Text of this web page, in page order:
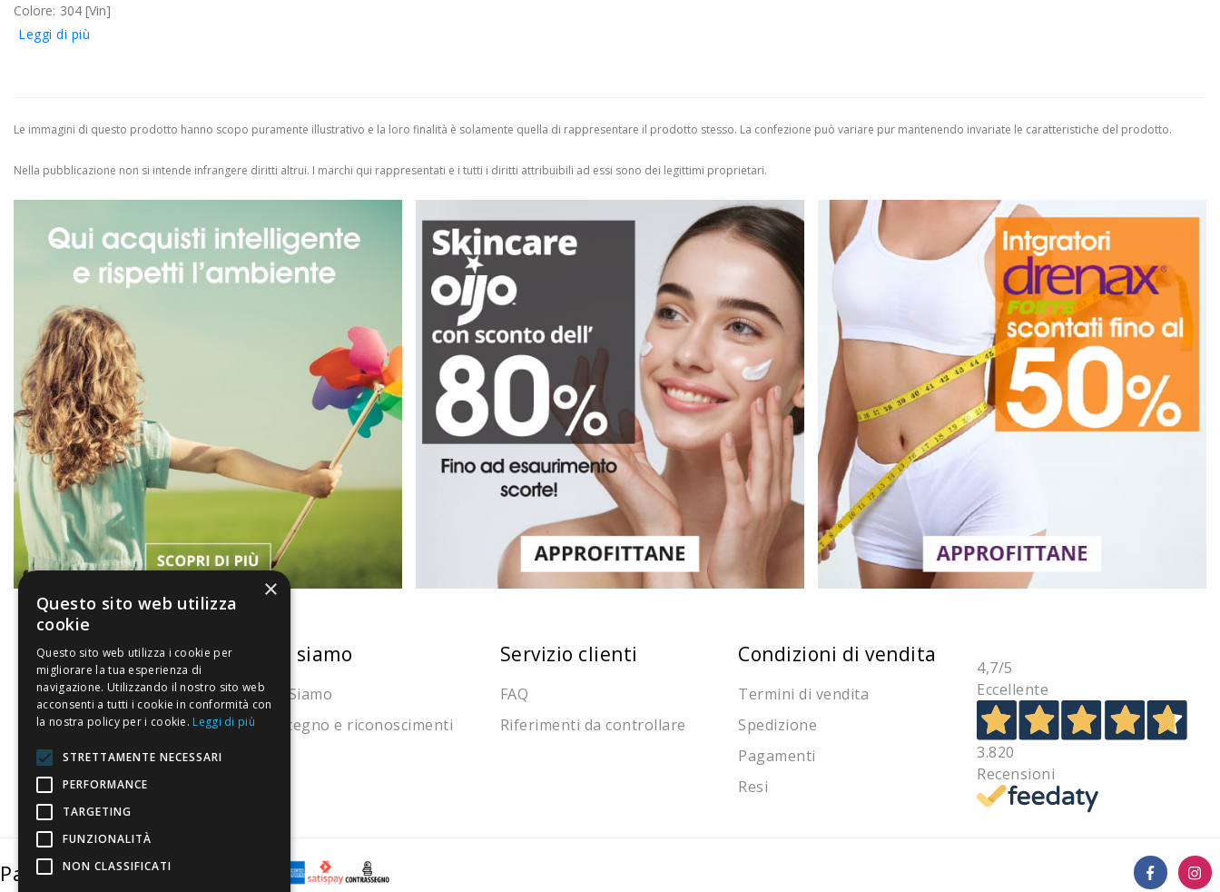
Colore: 304 [Vin]
Leggi di più
Le immagini di questo prodotto hanno scopo puramente illustrativo e la loro finalità è solamente quella di rappresentare il prodotto stesso. La confezione può variare pur mantenendo invariate le caratteristiche del prodotto.
Nella pubblicazione non si intende infrangere diritti altrui. I marchi qui rappresentati e i tutti i diritti attribuibili ad essi sono dei legittimi proprietari.
La nostra convenienza
Il risparmio che fa ambiente
Il nostro manifesto
Il blog
Perché fidarti
Vendi con noi
Chi siamo
Chi Siamo
Sostegno e riconoscimenti
Servizio clienti
FAQ
Riferimenti da controllare
Condizioni di vendita
Termini di vendita
Spedizione
Pagamenti
Resi
4,7/5
Eccellente
3.820
Recensioni
Pagamenti sicuri
×
Questo sito web utilizza
cookie
Questo sito web utilizza i cookie per
migliorare la tua esperienza di
navigazione. Utilizzando il nostro sito web
acconsenti a tutti i cookie in conformità con
la nostra policy per i cookie. Leggi di più
STRETTAMENTE NECESSARI
PERFORMANCE
TARGETING
FUNZIONALITÀ
NON CLASSIFICATI